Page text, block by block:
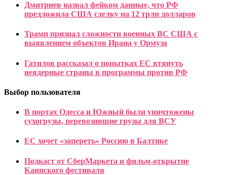
Дмитриев назвал фейком данные, что РФ
предложила США сделку на 12 трлн долларов
Трамп признал сложности военных ВС США с
выявлением объектов Ирана у Ормуза
Гатилов рассказал о попытках ЕС втянуть
неядерные страны в программы против РФ
Выбор пользователя
В портах Одесса и Южный были уничтожены
сухогрузы, перевозившие грузы для ВСУ
ЕС хочет «запереть» Россию в Балтике
Подкаст от СберМаркета и фильм-открытие
Каннского фестиваля